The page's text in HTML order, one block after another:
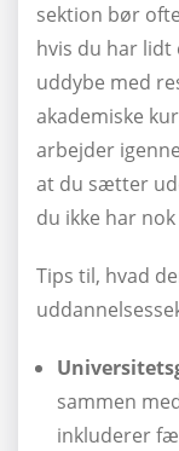
sektion bør
hvis du har lidt
uddybe med
akademiske
arbejder
at du sætter
du ikke har
Tips til, hvad
sammen
inkluderer